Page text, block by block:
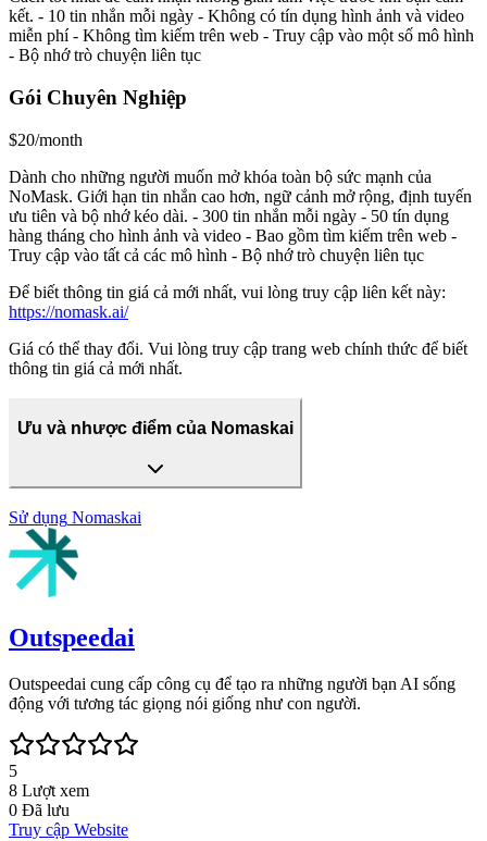
kết. - 10 tin nhắn mỗi ngày - Không có tín dụng hình ảnh và video
miễn phí - Không tìm kiếm trên web - Truy cập vào một số mô hình
- Bộ nhớ trò chuyện liên tục
Gói Chuyên Nghiệp
$20/month
Dành cho những người muốn mở khóa toàn bộ sức mạnh của
NoMask. Giới hạn tin nhắn cao hơn, ngữ cảnh mở rộng, định tuyến
ưu tiên và bộ nhớ kéo dài. - 300 tin nhắn mỗi ngày - 50 tín dụng
hàng tháng cho hình ảnh và video - Bao gồm tìm kiếm trên web -
Truy cập vào tất cả các mô hình - Bộ nhớ trò chuyện liên tục
Để biết thông tin giá cả mới nhất, vui lòng truy cập liên kết này:
https://nomask.ai/
Giá có thể thay đổi. Vui lòng truy cập trang web chính thức để biết
thông tin giá cả mới nhất.
Ưu và nhược điểm của Nomaskai
Sử dụng Nomaskai
Outspeedai
Outspeedai cung cấp công cụ để tạo ra những người bạn AI sống
động với tương tác giọng nói giống như con người.
5
8 Lượt xem
0 Đã lưu
Truy cập Website